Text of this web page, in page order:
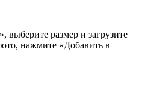
выберите размер и загрузите
нажмите «Добавить в